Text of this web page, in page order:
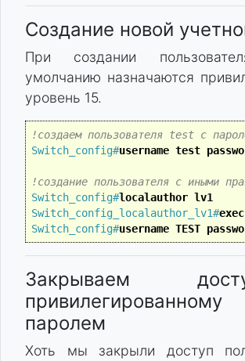
Создание новой
При создании
умолчанию назначаются
уровень 15.
!создаем пользователя test с
Switch_config#username test
!создание пользователя с иными
Switch_config#localauthor lv1
Switch_config_localauthor_lv1#
Switch_config#username TEST
Закрываем
паролем
Хоть мы закрыли доступ